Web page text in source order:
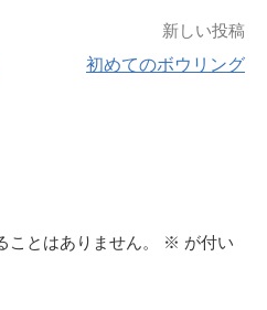
新しい投稿
初めてのボウリング
とはありません。 ※ が付い